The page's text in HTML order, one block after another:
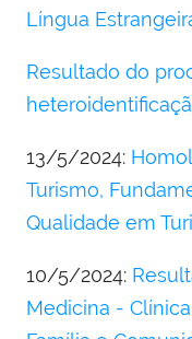
Língua
Resultado do
13/5/2024:
Turismo,
Qualidade em
10/5/2024:
Medicina -